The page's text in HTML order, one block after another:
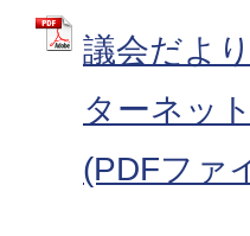
議会だよ
ターネッ
(PDFファ